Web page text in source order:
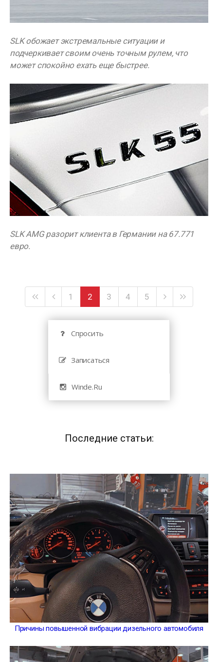
SLK обожает экстремальные ситуации и
подчеркивает своим очень точным рулем, что
может спокойно ехать еще быстрее.
SLK AMG разорит клиента в Германии на 67.771
евро.
1 2 3 4 5
Спросить
Записаться
Winde.Ru
Последние статьи:
Причины повышенной вибрации дизельного автомобиля